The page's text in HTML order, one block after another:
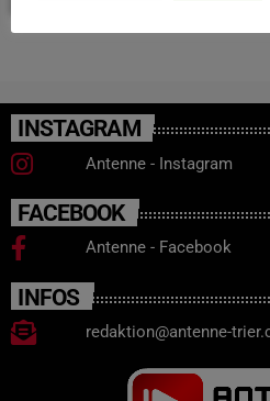
INSTAGRAM
Antenne - Instagram
FACEBOOK
Antenne - Facebook
INFOS
redaktion@antenne-